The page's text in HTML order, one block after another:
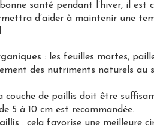
santé pendant l’hiver, il est
d’aider à maintenir une
: les feuilles mortes,
des nutriments naturels au
couche de paillis doit être
5 à 10 cm est recommandée.
: cela favorise une meilleure